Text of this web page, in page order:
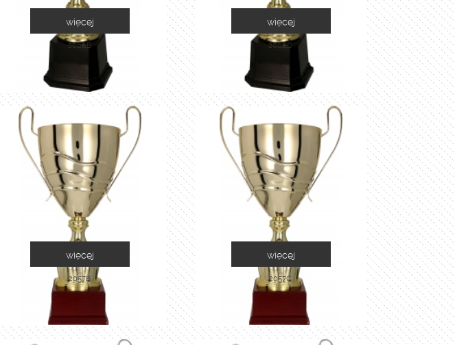
2060B
więcej
2060C
więcej
2057B
więcej
2057C
więcej